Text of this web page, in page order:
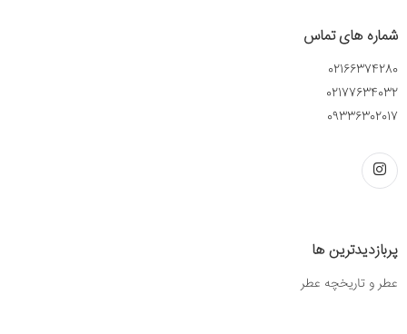
شماره های تماس
02166374280
02177634032
09336302017
پربازدیدترین ها
عطر و تاریخچه عطر